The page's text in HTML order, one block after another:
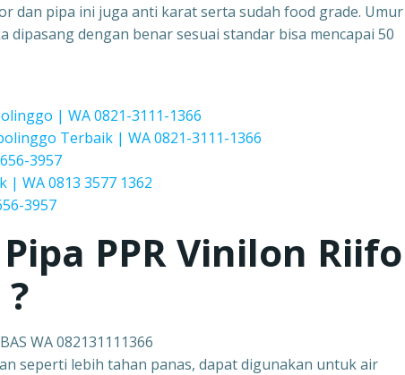
dan pipa ini juga anti karat serta sudah food grade. Umur
dipasang dengan benar sesuai standar bisa mencapai 50
| WA 0821-3111-1366
Terbaik | WA 0821-3111-1366
3957
| WA 0813 3577 1362
3957
PPRVinilon Riifo
WA 082131111366
seperti lebih tahan panas, dapat digunakan untuk air